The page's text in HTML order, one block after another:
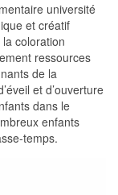
université
et créatif
coloration
ressources
de la
et d’ouverture
dans le
enfants
temps.